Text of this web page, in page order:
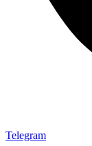
Telegram